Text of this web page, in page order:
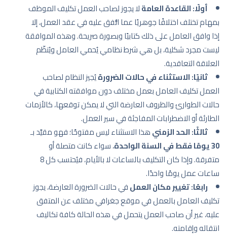
أولًا: القاعدة العامةلا يجوز لصاحب العمل تكليف الموظف
بمهام تختلف اختلافًا جوهريًا عما اتُّفق عليه في عقد العمل، إلا
إذا وافق العامل على ذلك كتابيًا وبصورة صريحة. وهذه الموافقة
ليست مجرد شكلية، بل هي شرط نظامي يُحمي العامل ويُنظّم
العلاقة التعاقدية.
ثانيًا: الاستثناء في حالات الضرورةيُجيز النظام لصاحب
العمل تكليف العامل بعمل مختلف دون موافقته الكتابية في
حالات الطوارئ والظروف العارضة التي لا يمكن توقعها، كالأزمات
الطارئة أو الاضطرابات المفاجئة في سير العمل.
ثالثًا: الحد الزمنيهذا الاستثناء ليس مفتوحًا؛ فهو مقيَّد بـ
30 يومًا فقط في السنة الواحدة
، سواء كانت متصلة أو
متفرقة. وإذا كان التكليف بالساعات لا بالأيام، فيُحتسب كل 8
ساعات عمل يومًا واحدًا.
رابعًا: تغيير مكان العملفي حالات الضرورة العارضة، يجوز
تكليف العامل بالعمل في موقع جغرافي مختلف عن المتفق
عليه، غير أن صاحب العمل يتحمل في هذه الحالة كافة تكاليف
انتقاله وإقامته.